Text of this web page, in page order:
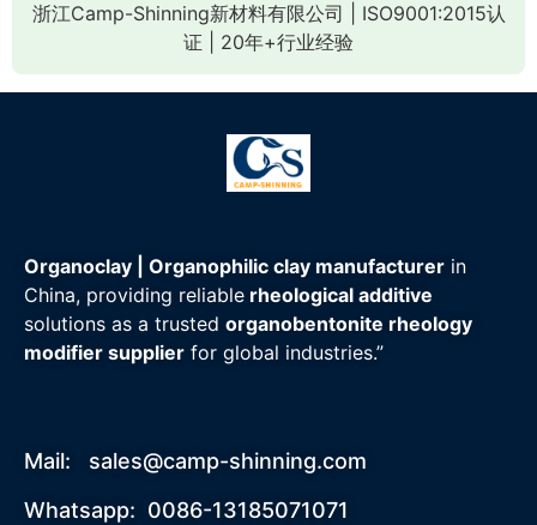
浙江Camp-Shinning新材料有限公司 | ISO9001:2015认
证 | 20年+行业经验
Organoclay | Organophilic clay manufacturer in
China, providing reliable rheological additive
solutions as a trusted organobentonite rheology
modifier supplier for global industries.”
Mail: sales@camp-shinning.com
Whatsapp: 0086-13185071071